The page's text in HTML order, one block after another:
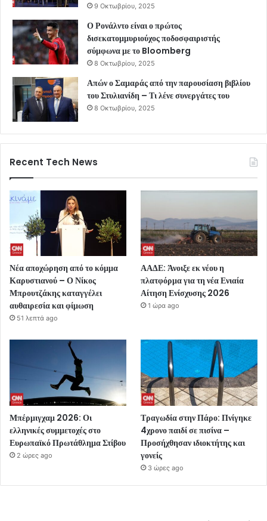
9 Οκτωβρίου, 2025
Ο Ρονάλντο είναι ο πρώτος
δισεκατομμυριούχος ποδοσφαιριστής
σύμφωνα με το Bloomberg
8 Οκτωβρίου, 2025
Απών ο Σαμαράς από την παρουσίαση βιβλίου
του Στυλιανίδη – Τι λένε συνεργάτες του
8 Οκτωβρίου, 2025
Recent Tech News
Νέα αποχώρηση από το κόμμα
Καρυστιανού – Ο Νίκος
Μπρουτζάκης καταγγέλει
αυθαιρεσία και φίμωση
51 λεπτά ago
ΑΑΔΕ: Άνοιξε εκ νέου η
πλατφόρμα για τη νέα Ενιαία
Αίτηση Ενίσχυσης 2026
1 ώρα ago
Μπέρμιγχαμ 2026: Οι
ελληνικές συμμετοχές στο
Ευρωπαϊκό Πρωτάθλημα Στίβου
2 ώρες ago
Τραγωδία στην Πάρο: Πνίγηκε
4χρονο παιδί σε πισίνα –
Προσήχθησαν ιδιοκτήτης και
γονείς
3 ώρες ago